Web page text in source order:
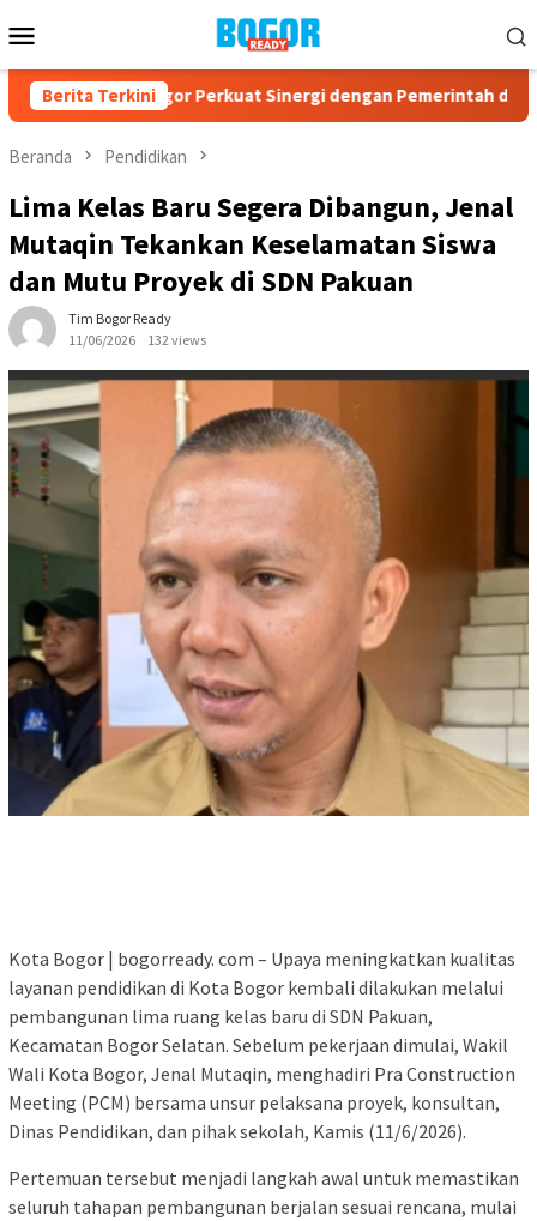
ke
Mobile
Berita Terkini
Kota Bogor Perkuat Sinergi dengan Pemerintah dan
Beranda Pendidikan
Lima Kelas Baru Segera Dibangun, Jenal
Mutaqin Tekankan Keselamatan Siswa
dan Mutu Proyek di SDN Pakuan
Tim Bogor Ready
11/06/2026
132 views
Kota Bogor | bogorready. com – Upaya meningkatkan kualitas
layanan pendidikan di Kota Bogor kembali dilakukan melalui
pembangunan lima ruang kelas baru di SDN Pakuan,
Kecamatan Bogor Selatan. Sebelum pekerjaan dimulai, Wakil
Wali Kota Bogor, Jenal Mutaqin, menghadiri Pra Construction
Meeting (PCM) bersama unsur pelaksana proyek, konsultan,
Dinas Pendidikan, dan pihak sekolah, Kamis (11/6/2026).
Pertemuan tersebut menjadi langkah awal untuk memastikan
seluruh tahapan pembangunan berjalan sesuai rencana, mulai